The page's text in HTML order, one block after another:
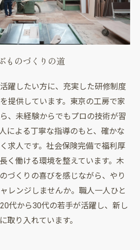
ものづくりの道
躍したい方に、充実した研修制度
提供しています。東京の工房で家
、未経験からでもプロの技術が習
による丁寧な指導のもと、確かな
求人です。社会保険完備で福利厚
く働ける環境を整えています。木
づくりの喜びを感じながら、やり
レンジしませんか。職人一人ひと
代から30代の若手が活躍し、新し
取り入れています。